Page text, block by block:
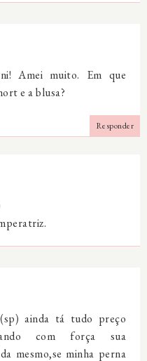
Amei muito. Em que
e a blusa?
Responder
ainda tá tudo preço
com força sua
mesmo,se minha perna